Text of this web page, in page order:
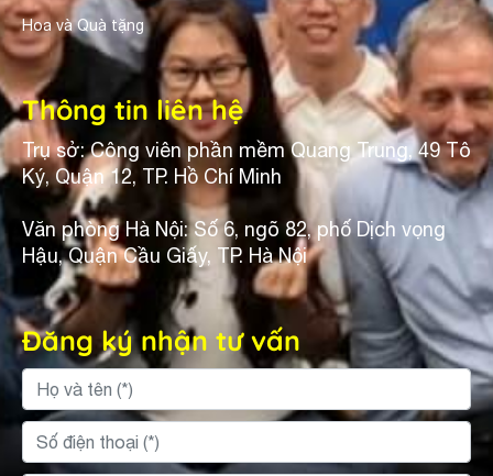
Hoa và Quà tặng
Thông tin liên hệ
Trụ sở: Công viên phần mềm Quang Trung, 49 Tô
Ký, Quận 12, TP. Hồ Chí Minh
Văn phòng Hà Nội: Số 6, ngõ 82, phố Dịch vọng
Hậu, Quận Cầu Giấy, TP. Hà Nội
Đăng ký nhận tư vấn